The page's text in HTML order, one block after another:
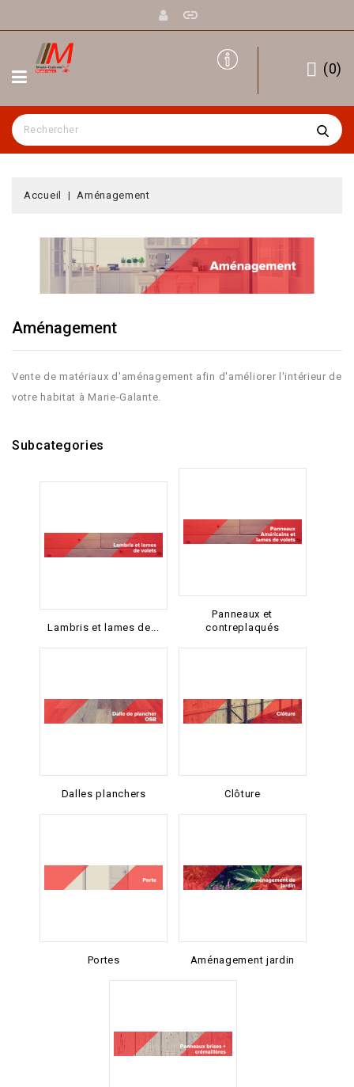
(0)
Accueil Aménagement
Aménagement
Vente de matériaux d'aménagement afin d'améliorer l'intérieur de
votre habitat à Marie-Galante.
Subcategories
Lambris et lames de...
Panneaux et
contreplaqués
Dalles planchers Clôture
Portes Aménagement jardin